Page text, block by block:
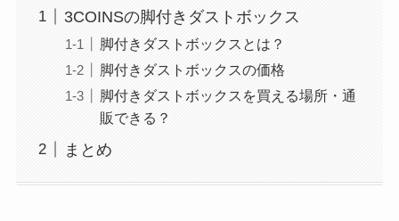
3COINSの脚付きダストボックス
脚付きダストボックスとは？
脚付きダストボックスの価格
脚付きダストボックスを買える場所・通
販できる？
まとめ